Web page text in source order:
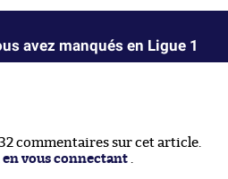
avez manqués en Ligue 1
commentaires sur cet article.
en vous connectant .